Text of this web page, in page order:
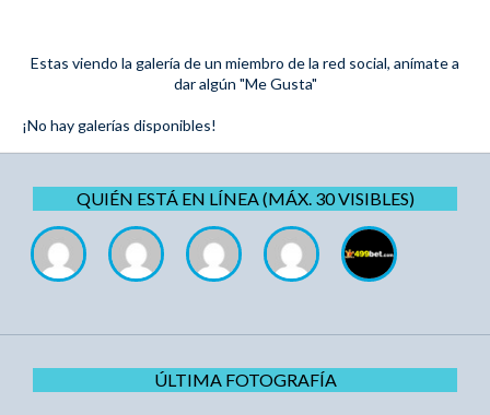
Estas viendo la galería de un miembro de la red social, anímate a
dar algún "Me Gusta"
¡No hay galerías disponibles!
QUIÉN ESTÁ EN LÍNEA (MÁX. 30 VISIBLES)
ÚLTIMA FOTOGRAFÍA